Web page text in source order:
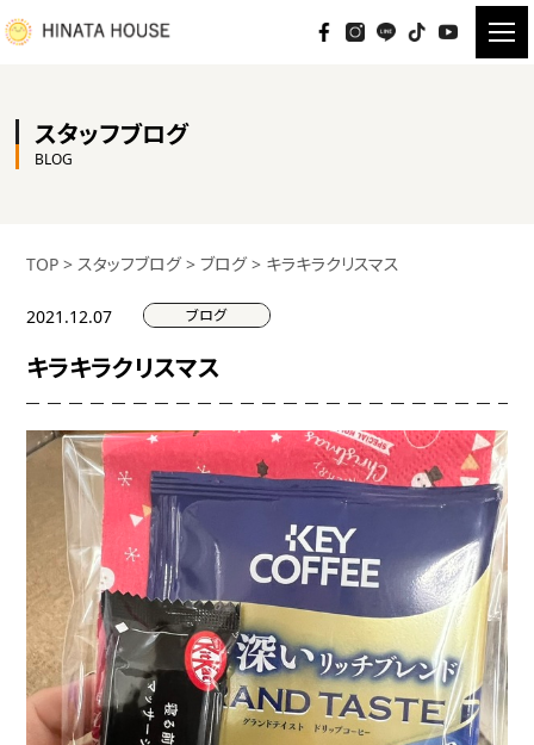
スタッフブログ
BLOG
TOP > スタッフブログ>ブログ> キラキラクリスマス
2021.12.07 ブログ
キラキラクリスマス